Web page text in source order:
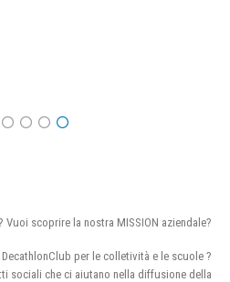
scoprire la nostra MISSION aziendale?
per le colletività e le scuole ?
sociali che ci aiutano nella diffusione della